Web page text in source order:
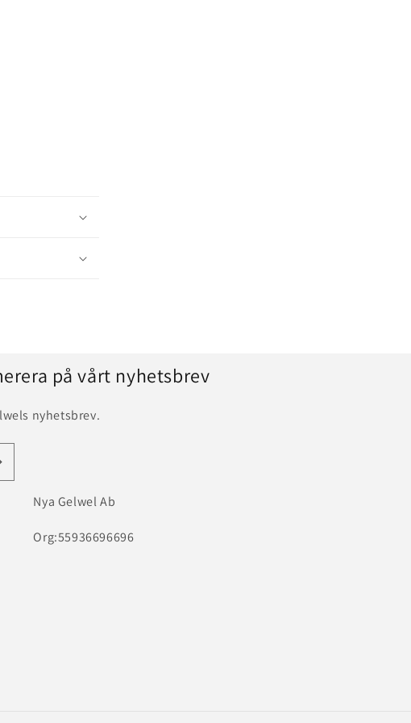
på vårt nyhetsbrev
nyhetsbrev.
Nya Gelwel Ab
Org:55936696696